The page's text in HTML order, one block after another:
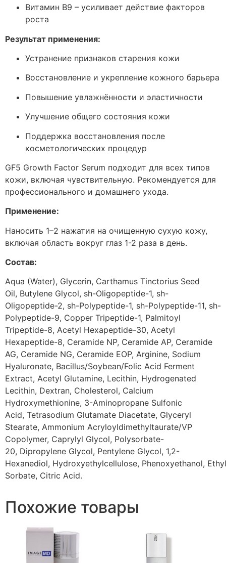
Витамин B9 – усиливает действие факторов
роста
Результат применения:
Устранение признаков старения кожи
Восстановление и укрепление кожного барьера
Повышение увлажнённости и эластичности
Улучшение общего состояния кожи
Поддержка восстановления после
косметологических процедур
GF5 Growth Factor Serum подходит для всех типов
кожи, включая чувствительную. Рекомендуется для
профессионального и домашнего ухода.
Применение:
Наносить 1–2 нажатия на очищенную сухую кожу,
включая область вокруг глаз 1-2 раза в день.
Состав:
Aqua (Water), Glycerin, Carthamus Tinctorius Seed
Oil, Butylene Glycol, sh-Oligopeptide-1, sh-
Oligopeptide-2, sh-Polypeptide-1, sh-Polypeptide-11, sh-
Polypeptide-9, Copper Tripeptide-1, Palmitoyl
Tripeptide-8, Acetyl Hexapeptide-30, Acetyl
Hexapeptide-8, Ceramide NP, Ceramide AP, Ceramide
AG, Ceramide NG, Ceramide EOP, Arginine, Sodium
Hyaluronate, Bacillus/Soybean/Folic Acid Ferment
Extract, Acetyl Glutamine, Lecithin, Hydrogenated
Lecithin, Dextran, Cholesterol, Calcium
Hydroxymethionine, 3-Aminopropane Sulfonic
Acid, Tetrasodium Glutamate Diacetate, Glyceryl
Stearate, Ammonium Acryloyldimethyltaurate/VP
Copolymer, Caprylyl Glycol, Polysorbate-
20, Dipropylene Glycol, Pentylene Glycol, 1,2-
Hexanediol, Hydroxyethylcellulose, Phenoxyethanol,
Sorbate, Citric Acid.
Похожие товары